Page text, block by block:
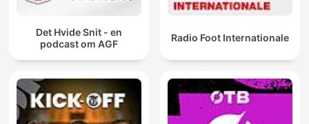
Det Hvide Snit - en
podcast om AGF
Radio Foot Internationale